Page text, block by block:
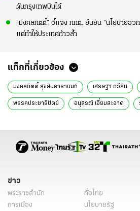
ดันกรุงเทพบินได้
“มงคลกิตติ์” ชี้แจง กกต. ยืนยัน “นโยบายอว
แต่ทำให้ประเทศก้าวล้ำ
แท็กที่เกี่ยวข้อง
มงคลกิตติ์ สุขสินธารานนท์ เศรษฐา ทวีสิน
พรรคประชาธิปัตย์ อนุสรณ์ เอี่ยมสะอาด
ข่าว
พระราชสำนัก ทั่วไทย
การเมือง
นโยบายรัฐ